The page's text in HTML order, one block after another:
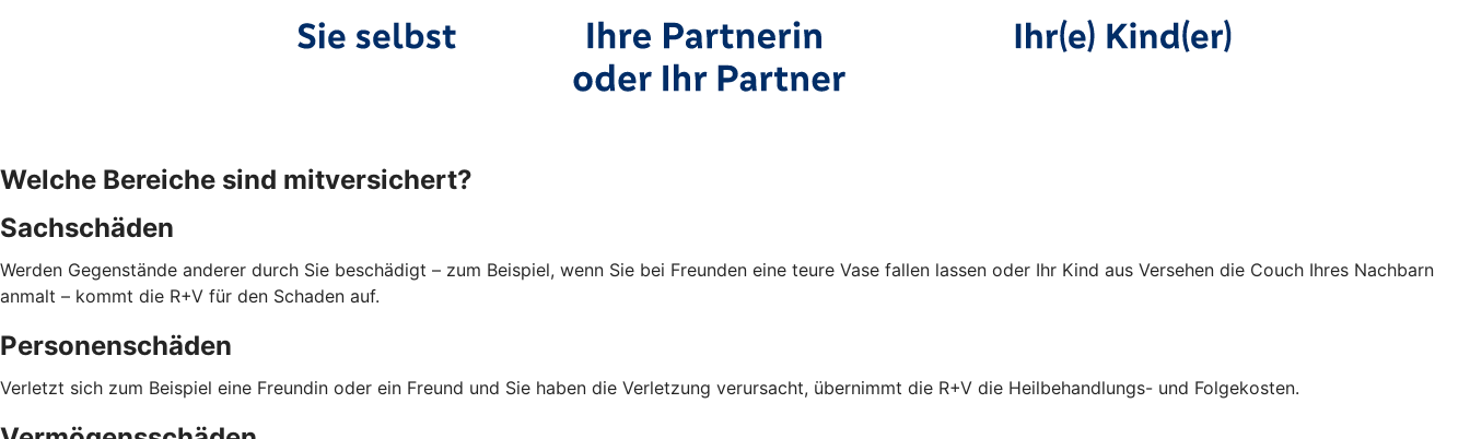
Welche Bereiche sind mitversichert?
Sachschäden
Werden Gegenstände anderer durch Sie beschädigt – zum Beispiel, wenn Sie bei Freunden eine teure Vase fallen lassen oder Ihr Kind aus Versehen die Couch Ihres Nachbarn
anmalt – kommt die R+V für den Schaden auf.
Personenschäden
Verletzt sich zum Beispiel eine Freundin oder ein Freund und Sie haben die Verletzung verursacht, übernimmt die R+V die Heilbehandlungs- und Folgekosten.